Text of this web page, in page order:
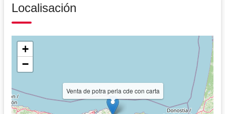
Localisación
Venta de potra perla cde con carta
+
−